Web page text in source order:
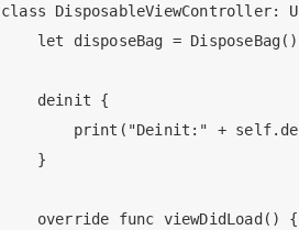
class DisposableViewController:
    let disposeBag = DisposeBag()
    deinit {
print("Deinit:" +
    }
    override func viewDidLoad() {